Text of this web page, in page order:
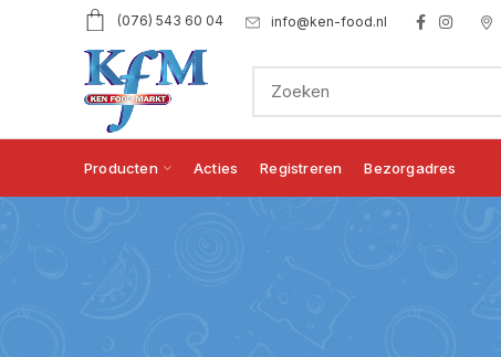
(076) 543 60 04 info@ken-food.nl
Producten Acties Registreren Bezorgadres